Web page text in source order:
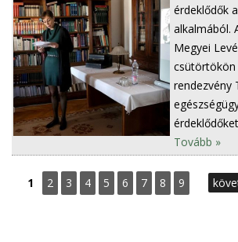
érdeklődők
alkalmából.
Megyei
csütörtökön
rendezvény
Tovább »
1 2 3 4 5 6 7 8 9